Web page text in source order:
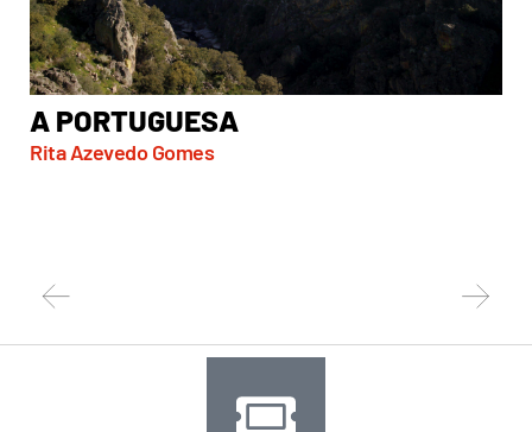
A PORTUGUESA
Rita Azevedo Gomes